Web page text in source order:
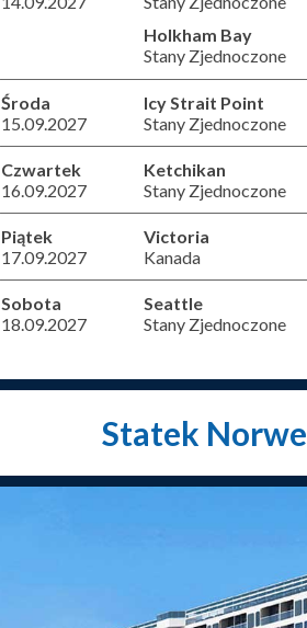
Holkham Bay
Stany Zjednoczone
Środa
15.09.2027
Icy Strait Point
Stany Zjednoczone
Czwartek
16.09.2027
Ketchikan
Stany Zjednoczone
Piątek
17.09.2027
Victoria
Kanada
Sobota
18.09.2027
Seattle
Stany Zjednoczone
Statek